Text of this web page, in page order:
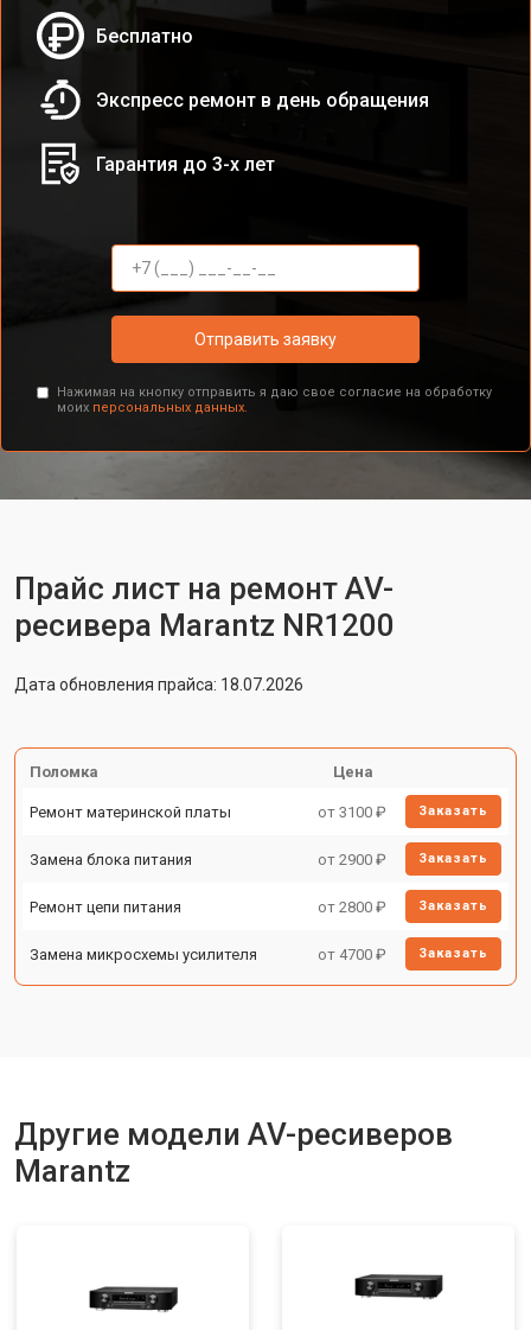
Бесплатно
Экспресс ремонт в день обращения
Гарантия до 3-х лет
Отправить заявку
Нажимая на кнопку отправить я даю свое согласие на обработку
моих персональных данных.
Прайс лист на ремонт AV-
ресивера Marantz NR1200
Дата обновления прайса: 18.07.2026
Поломка Цена
Ремонт материнской платы от 3100 ₽ Заказать
Замена блока питания от 2900 ₽ Заказать
Ремонт цепи питания от 2800 ₽ Заказать
Замена микросхемы усилителя от 4700 ₽ Заказать
Другие модели AV-ресиверов
Marantz